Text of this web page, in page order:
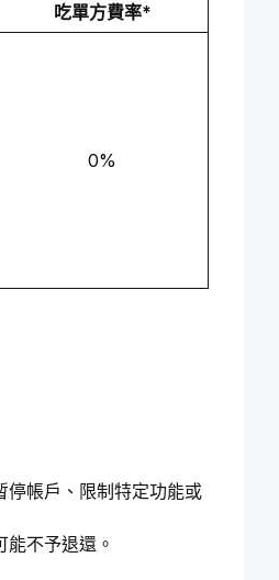
吃單方費率*
0%
停帳戶、限制特定功能或
不予退還。